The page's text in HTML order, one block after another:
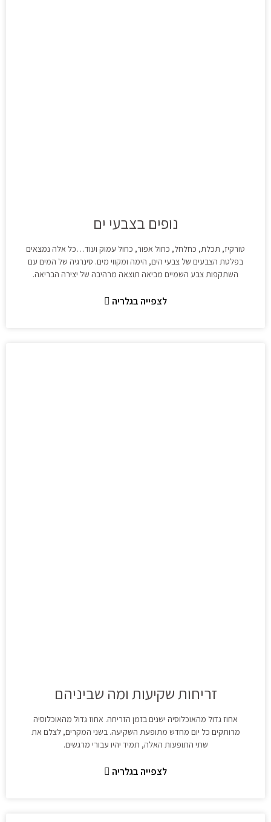
נופים בצבעי ים
טורקיז, תכלת, כחלחל, כחול אפור, כחול עמוק ועוד…כל אלה נמצאים
בפלטת הצבעים של צבעי הים, הימה ומקווי מים. סינרגיה של המים עם
השתקפות צבע השמיים מביאה תוצאה מרהיבה של יצירה הבריאה.
לצפייה בגלריה
זריחות שקיעות ומה שביניהם
אחוז גדול מהאוכלוסיה ישנים בזמן הזריחה. אחוז גדול מהאוכלוסיה
מרותקים כל יום מחדש מתופעת השקיעה. בשני המקרים, לצלם את
שתי התופעות האלה, תמיד יהיו עבורי מרגשים.
לצפייה בגלריה